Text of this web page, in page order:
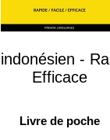
-
Efficace
Livre de poche